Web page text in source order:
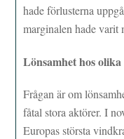
hade förlusterna
marginalen hade varit
Lönsamhet hos
Frågan är om
fåtal stora aktörer. I
Europas största